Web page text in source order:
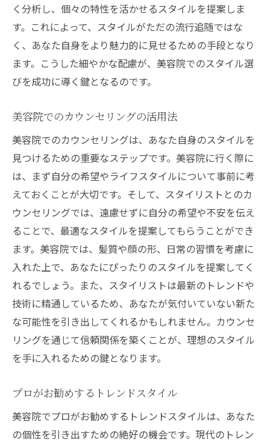
く分析し、個々の特性を活かせるスタイルを提案しま
す。これによって、スタイルがただの流行追随ではな
く、あなた自身をより魅力的に見せるための手段となり
ます。こうした細やかな配慮が、美容院でのスタイル選
びを成功に導く鍵となるのです。
美容院でのカウンセリングの活用法
美容院でのカウンセリングは、あなた自身のスタイルを
見つけるための重要なステップです。美容院に行く際に
は、まず自分の希望やライフスタイルについて事前に考
えておくことが大切です。そして、スタイリストとのカ
ウンセリングでは、遠慮せずに自分の希望や不安を伝え
ることで、最適なスタイルを提案してもらうことができ
ます。美容院では、髪質や顔の形、日常の習慣を考慮に
入れた上で、あなたにぴったりのスタイルを提案してく
れるでしょう。また、スタイリストは最新のトレンドや
技術に精通しているため、あなたが気付いていない新た
な可能性を引き出してくれるかもしれません。カウンセ
リングを通じて信頼関係を築くことが、理想のスタイル
を手に入れるための鍵となります。
プロがお勧めするトレンドスタイル
美容院でプロがお勧めするトレンドスタイルは、あなた
の個性を引き出すための絶好の機会です。現代のトレン